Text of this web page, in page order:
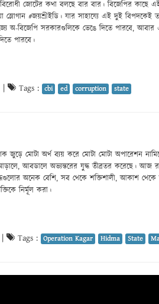
জোটের কথা বলছে বার বার। বিজেপির কাছে
স্লোগান #জয়শ্রীইডি। যার সাহায্যে এই দুই বিপদকেই
অ-বিজেপি সরকারগুলিকে ভেঙে দিতে পারবে,
পারবে।
Tags : cbi ed corruption state
জুড়ে মোটা অর্থ ব্যয় করে মোটা মোটা অপারেশন
আবডালে অভ্যন্তরের যুদ্ধ তীব্রতর করেছে। আজ
অনেক বেশি, সব থেকে শক্তিশালী, আকাশ থেকে
নির্মূল করা।
Tags : Operation Kagar Hidma State